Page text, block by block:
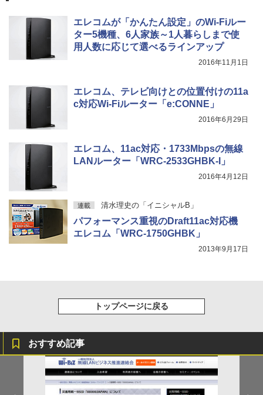
エレコムが「かんたん設定」のWi-Fiルー
ター5機種、6人家族～1人暮らしまで使
用人数に応じて選べるラインアップ
2016年11月1日
エレコム、テレビ向けとの位置付けの11a
c対応Wi-Fiルーター「e:CONNE」
2016年6月29日
エレコム、11ac対応・1733Mbpsの無線
LANルーター「WRC-2533GHBK-I」
2016年4月12日
連載 清水理史の「イニシャルB」
パフォーマンス重視のDraft11ac対応機
エレコム「WRC-1750GHBK」
2013年9月17日
トップページに戻る
おすすめ記事